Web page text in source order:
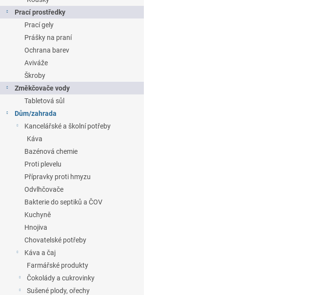
Prací prostředky
Prací gely
Prášky na praní
Ochrana barev
Aviváže
Škroby
Změkčovače vody
Tabletová sůl
Dům/zahrada
Kancelářské a školní potřeby
Káva
Bazénová chemie
Proti plevelu
Přípravky proti hmyzu
Odvlhčovače
Bakterie do septiků a ČOV
Kuchyně
Hnojiva
Chovatelské potřeby
Káva a čaj
Farmářské produkty
Čokolády a cukrovinky
Sušené plody, ořechy